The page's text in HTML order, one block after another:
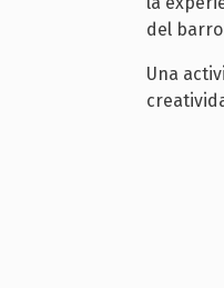
del
Una